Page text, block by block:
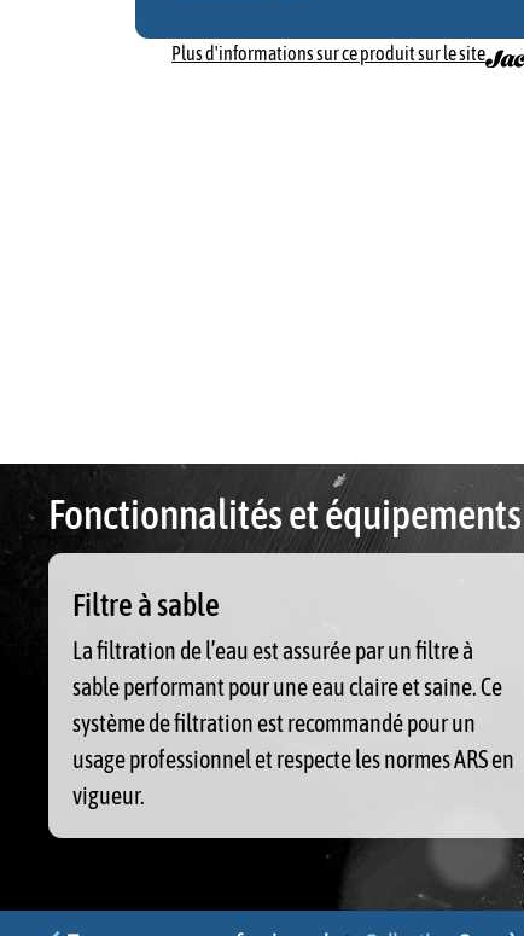
Plus d'informations sur ce produit sur le site
Fonctionnalités et équipements
Filtre à sable
La filtration de l’eau est assurée par un filtre à
sable performant pour une eau claire et saine. Ce
système de filtration est recommandé pour un
usage professionnel et respecte les normes ARS en
vigueur.